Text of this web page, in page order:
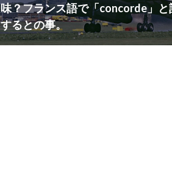
味？フランス語で「concorde」と
するとの事。